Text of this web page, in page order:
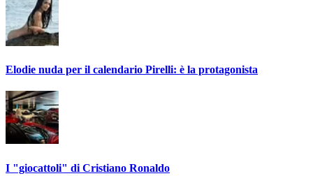
Elodie nuda per il calendario Pirelli: è la protagonista
I "giocattoli" di Cristiano Ronaldo